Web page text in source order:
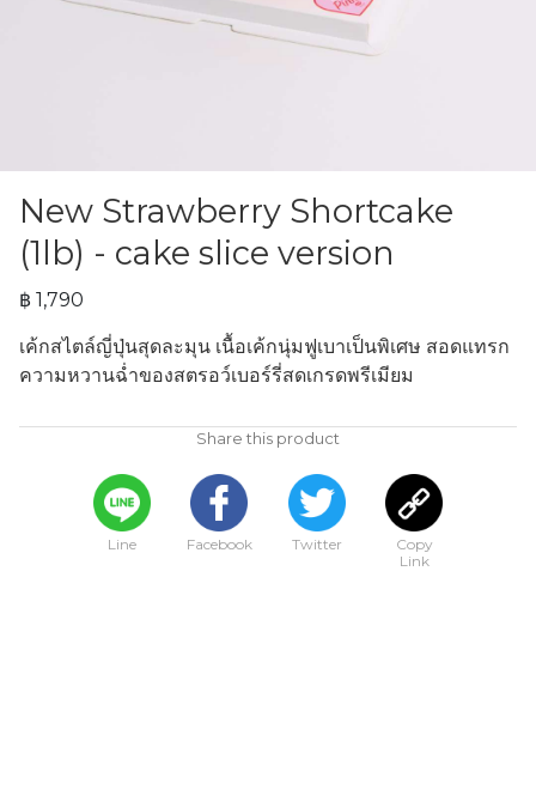
New Strawberry Shortcake
(1lb) - cake slice version
฿ 1,790
เค้กสไตล์ญี่ปุ่นสุดละมุน เนื้อเค้กนุ่มฟูเบาเป็นพิเศษ สอดแทรก
ความหวานฉ่ำของสตรอว์เบอร์รี่สดเกรดพรีเมียม
Share this product
Line Facebook Twitter
Copy
Link